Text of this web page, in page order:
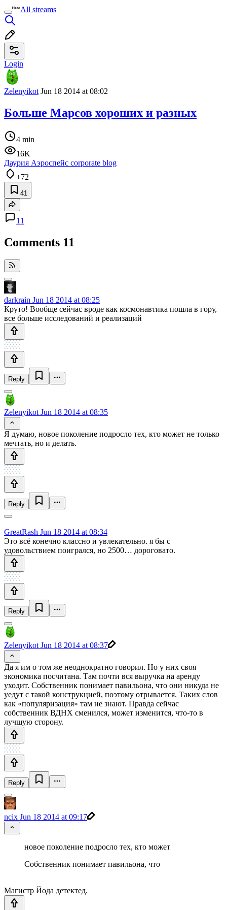
All streams
Login
Zelenyikot Jun 18 2014 at 08:02
Больше Марсов хороших и разных
4 min
16K
Даурия Аэроспейс corporate blog
+72
41
11
Comments 11
darkrain Jun 18 2014 at 08:25
Круто! Вообще сейчас вроде как космонавтика пошла в гору,
все больше исследований и реализаций
Reply
Zelenyikot Jun 18 2014 at 08:35
Я думаю, новое поколение подросло тех, кто может не только
мечтать, но и делать.
Reply
GreatRash Jun 18 2014 at 08:34
Это всё конечно классно и увлекательно. я бы с
удовольствием поигрался, но 2500… дороговато.
Reply
Zelenyikot Jun 18 2014 at 08:37
Да я им о том же неоднократно говорил. Но у них своя
экономика посчитана. Там почти вся выручка на аренду
уходит. Собственник понимает павильона, что они никуда не
уедут с такой конструкцией, поэтому отрывается. Таких слов
как «популяризация» там не знают. Правда сейчас
собственник ВДНХ сменился, может изменится, что-то в
лучшую сторону.
Reply
ncix Jun 18 2014 at 09:17
новое поколение подросло тех, кто может
Собственник понимает павильона, что
Магистр Йода детектед.